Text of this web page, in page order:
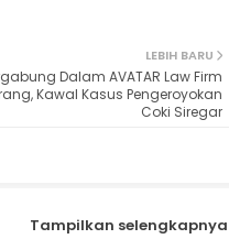
LEBIH BARU
Dalam AVATAR Law Firm
Kawal Kasus Pengeroyokan
Coki Siregar
Tampilkan selengkapnya